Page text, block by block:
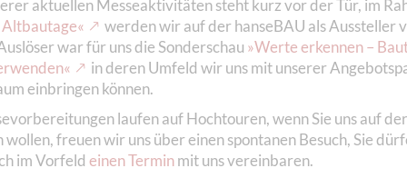
aktuellen Messeaktivitäten steht kurz vor der Tür, im
werden wir auf der hanseBAU als Aussteller
war für uns die Sonderschau »Werte erkennen –
in deren Umfeld wir uns mit unserer
einbringen können.
laufen auf Hochtouren, wenn Sie uns auf
wollen, freuen wir uns über einen spontanen Besuch, Sie
im Vorfeld einen Terminmit uns vereinbaren.